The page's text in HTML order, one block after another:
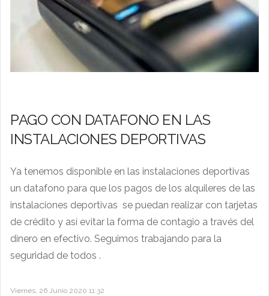
PAGO CON DATAFONO EN LAS
INSTALACIONES DEPORTIVAS
Ya tenemos disponible en las instalaciones deportivas
un datafono para que los pagos de los alquileres de las
instalaciones deportivas se puedan realizar con tarjetas
de crédito y así evitar la forma de contagio a través del
dinero en efectivo. Seguimos trabajando para la
seguridad de todos .
Viernes, 26 Junio 2020 11:32